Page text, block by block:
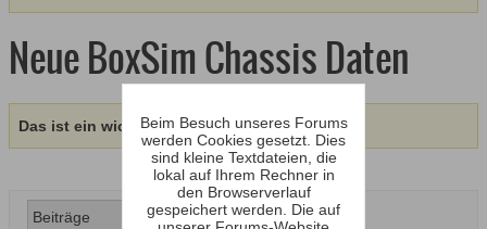
Neue BoxSim Chassis Daten
Das ist ein wichtiges Thema.Beim Besuch unseres Forums
werden Cookies gesetzt. Dies
sind kleine Textdateien, die
lokal auf Ihrem Rechner in
den Browserverlauf
gespeichert werden. Die auf